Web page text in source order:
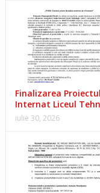
Finalizarea
Internat Liceul
iulie 30, 2026